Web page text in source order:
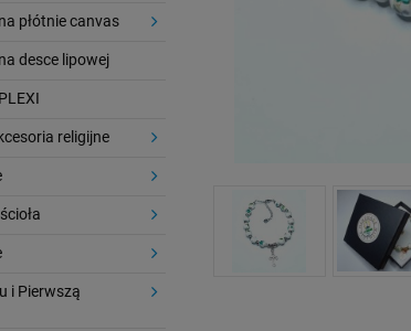
płótnie canvas
desce lipowej
religijne
i Pierwszą